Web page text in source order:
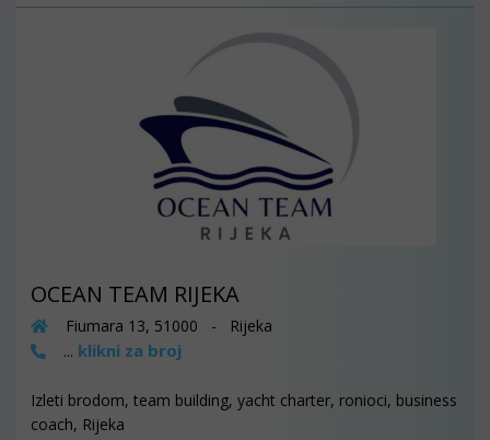
OCEAN TEAM RIJEKA
Fiumara 13, 51000 - Rijeka
... klikni za broj
Izleti brodom, team building, yacht charter, ronioci, business
coach, Rijeka